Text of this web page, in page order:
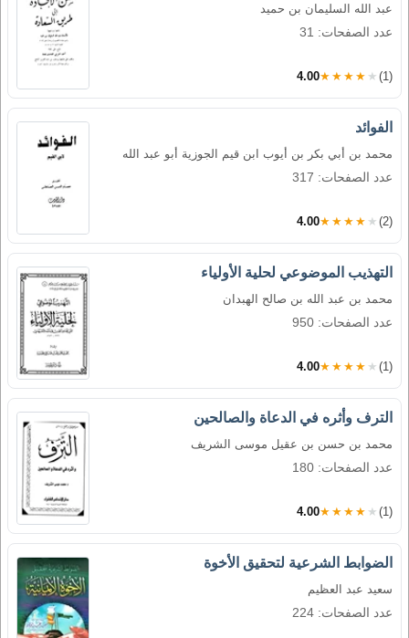
عبد الله السليمان بن حميد
عدد الصفحات: 31
4.00★★★★★ (1)
الفوائد
محمد بن أبي بكر بن أيوب ابن قيم الجوزية أبو عبد الله
عدد الصفحات: 317
4.00★★★★★ (2)
التهذيب الموضوعي لحلية الأولياء
محمد بن عبد الله بن صالح الهبدان
عدد الصفحات: 950
4.00★★★★★ (1)
الترف وأثره في الدعاة والصالحين
محمد بن حسن بن عقيل موسى الشريف
عدد الصفحات: 180
4.00★★★★★ (1)
الضوابط الشرعية لتحقيق الأخوة
سعيد عبد العظيم
عدد الصفحات: 224